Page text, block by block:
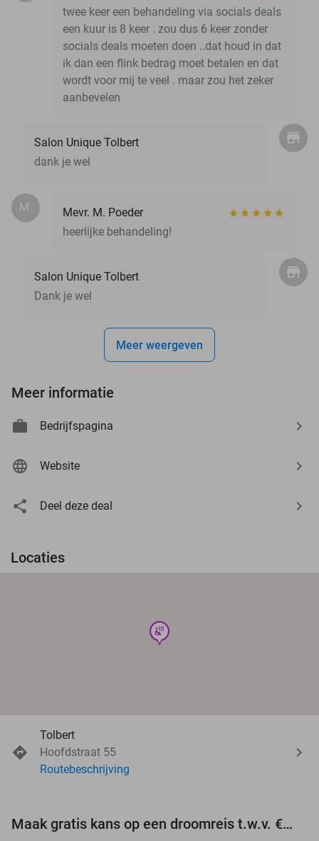
twee keer een behandeling via socials deals
een kuur is 8 keer . zou dus 6 keer zonder
socials deals moeten doen ..dat houd in dat
ik dan een flink bedrag moet betalen en dat
wordt voor mij te veel . maar zou het zeker
aanbevelen
Salon Unique Tolbert
dank je wel
M.
Mevr. M. Poeder
heerlijke behandeling!
Salon Unique Tolbert
Dank je wel
Meer weergeven
Meer informatie
Bedrijfspagina
Website
Deel deze deal
Locaties
wellness
Tolbert
Hoofdstraat 55
Routebeschrijving
Maak gratis kans op een droomreis t.w.v. €3.000!